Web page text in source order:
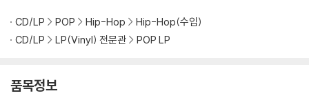
CD/LP POP Hip-Hop
Hip-Hop(수입)
CD/LP
LP(Vinyl) 전문관 POP LP
품목정보